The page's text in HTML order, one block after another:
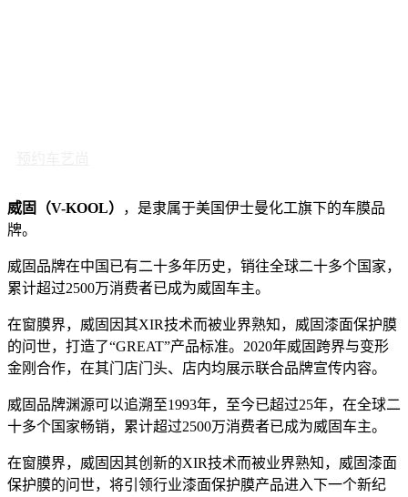
威固（V-KOOL）
，是隶属于美国伊士曼化工旗下的车膜品
牌。
威固品牌在中国已有二十多年历史，销往全球二十多个国家，
累计超过2500万消费者已成为威固车主。
在窗膜界，威固因其XIR技术而被业界熟知，威固漆面保护膜
的问世，打造了“GREAT”产品标准。2020年威固跨界与变形
金刚合作，在其门店门头、店内均展示联合品牌宣传内容。
威固品牌渊源可以追溯至1993年，至今已超过25年，在全球二
十多个国家畅销，累计超过2500万消费者已成为威固车主。
在窗膜界，威固因其创新的XIR技术而被业界熟知，威固漆面
保护膜的问世，将引领行业漆面保护膜产品进入下一个新纪